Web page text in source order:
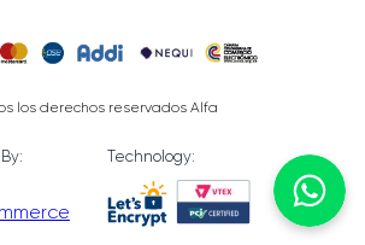
los derechos reservados Alfa
Technology: